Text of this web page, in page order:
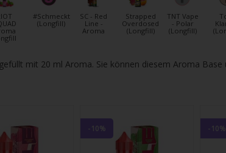
#Schmeckt
(Longfill)
SC - Red
Line -
Aroma
Strapped
Overdosed
(Longfill)
TNT Vape
- Polar
(Longfill)
mit 20 ml Aroma. Sie können diesem Aroma
-10% -10%